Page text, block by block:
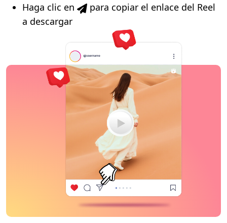
Haga clic en
para copiar el enlace del Reel
a descargar